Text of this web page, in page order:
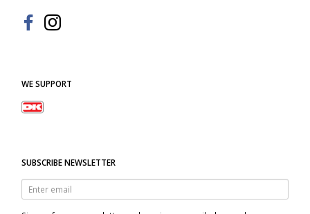
WE SUPPORT
SUBSCRIBE NEWSLETTER
Enter
email